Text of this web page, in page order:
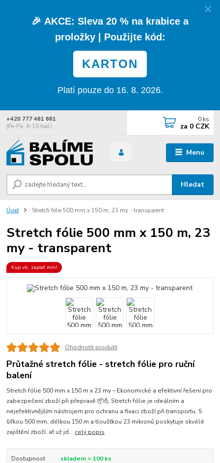
🎉 AKCE: Sleva 20 % na krabice a
proložky| Použijte kód:
KARTON
Platí pouze do 16. 8. 2026.
Menu
Hledat
+420 777 461 661
(Po-Pá, 8-16 hod.)
0 ks
za 0 CZK
Úvod Stretch fólie 500 mm x 150 m, 23 my - transparent
Stretch fólie 500 mm x 150 m, 23
my - transparent
Kup víc, zaplať mín!
Ohodnotit produkt
Průtažné stretch fólie - stretch fólie pro ruční
balení
Stretch fólie 500 mm x 150 m x 23 my – Ekonomické a efektivní řešení pro
zabezpečení zboží při přepravě 📦💪 Stretch fólie je ideálním a
nejefektivnějším nástrojem pro ochranu a fixaci zboží při transportu. S
šířkou 500 mm, délkou 150 m a tloušťkou 23 mikronů poskytuje skvélé
zajištění zboží, ať už jd... celý popis
Dostupnost
skladem > 100 ks